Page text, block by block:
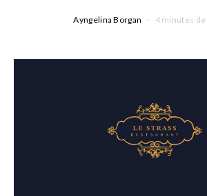
Ayngelina Borgan 4 minutes